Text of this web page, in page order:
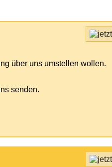
über uns umstellen wollen.
senden.